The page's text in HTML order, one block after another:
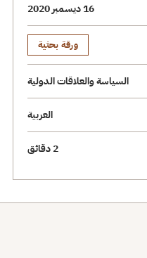
16 ديسمبر 2020
ورقة بحثية
السياسة والعلاقات الدولية
العربية
2 دقائق